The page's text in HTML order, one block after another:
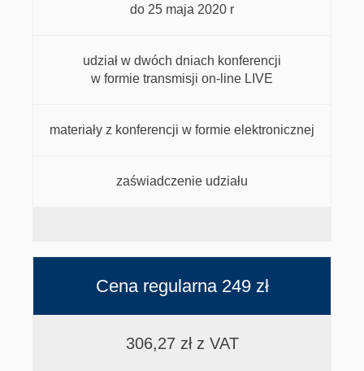
do 25 maja 2020 r
udział w dwóch dniach konferencji
w formie transmisji on-line LIVE
materiały z konferencji w formie elektronicznej
zaświadczenie udziału
Cena regularna 249 zł
306,27 zł z VAT